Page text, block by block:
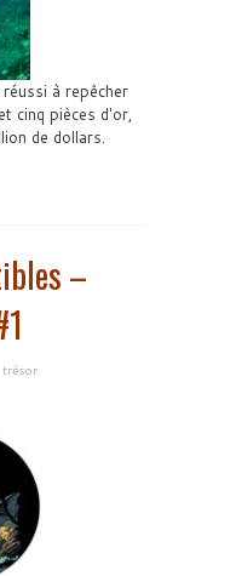
à repêcher
cinq pièces d'or,
de dollars.
–
trésor